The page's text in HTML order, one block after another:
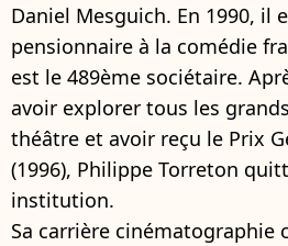
Daniel Mesguich. En 1990, il
pensionnaire à la comédie
est le 489ème sociétaire.
avoir explorer tous les
théâtre et avoir reçu le Prix
(1996), Philippe Torreton
institution.
Sa carrière cinématographie